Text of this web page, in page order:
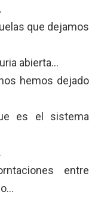
que dejamos
abierta…
hemos dejado
es el sistema
entre